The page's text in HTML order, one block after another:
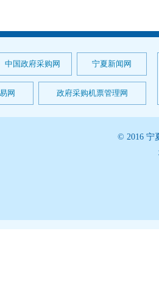
中国政府采购网 宁夏新闻网
网 政府采购机票管理网
© 2016 宁